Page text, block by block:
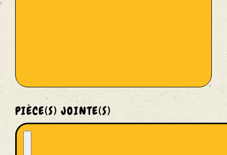
PIÈCE(S) JOINTE(S)